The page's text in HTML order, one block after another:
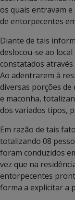
os quais entravam
de entorpecentes
Diante de tais
deslocou-se ao
constatados
Ao adentrarem à
diversas porções de
e maconha,
dos variados tipos,
Em razão de tais
totalizando 08
foram conduzidos
vez que na
entorpecentes
forma a explicitar a